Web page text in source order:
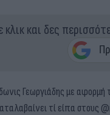
κλικ και δες
Γεωργιάδης με
τί είπα